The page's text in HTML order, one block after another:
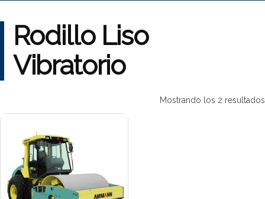
Rodillo Liso
Vibratorio
Mostrando los 2 resultados